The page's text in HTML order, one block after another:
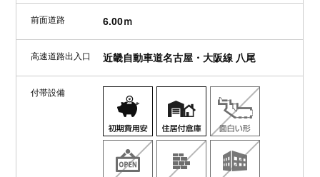
前面道路 6.00ｍ
高速道路出入口 近畿自動車道名古屋・大阪線 八尾
付帯設備